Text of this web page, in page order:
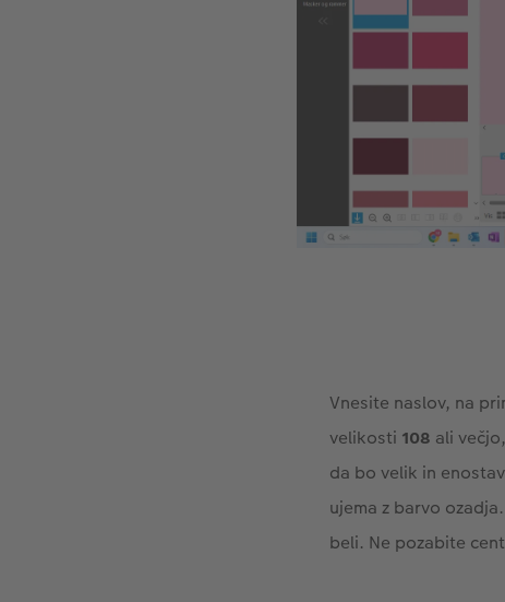
Vnesite naslov, na
velikosti 108 ali
da bo velik in
ujema z barvo
beli. Ne pozabite